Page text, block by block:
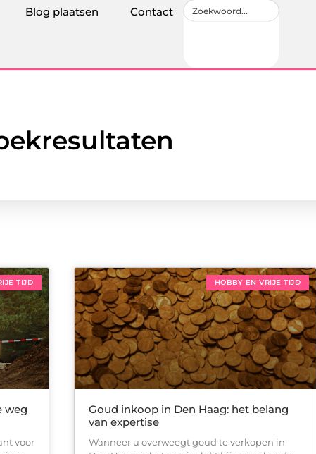
Blog plaatsen Contact
TIJD
weg
voor
HOBBY EN VRIJE TIJD
Goud inkoop in Den Haag: het belang
van expertise
Wanneer u overweegt goud te verkopen in